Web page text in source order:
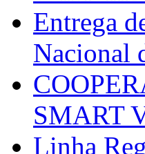
Entrega
Nacional
SMART
Linha